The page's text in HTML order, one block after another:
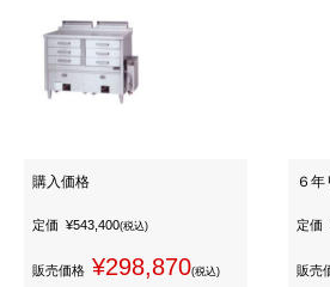
購入価格
定価 ¥543,400(税込)
販売価格 ¥298,870(税込)
６
定価
販売